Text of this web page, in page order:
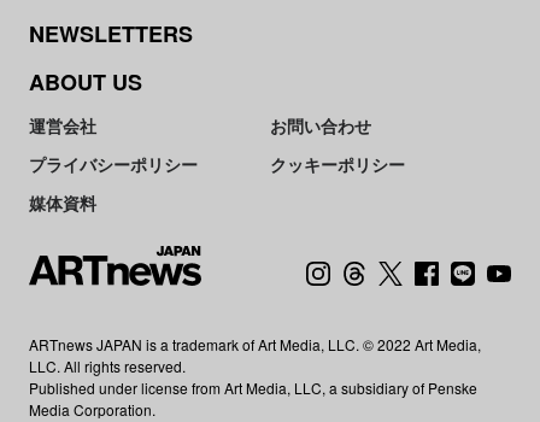
NEWSLETTERS
ABOUT US
運営会社
お問い合わせ
プライバシーポリシー
クッキーポリシー
媒体資料
ARTnews JAPAN is a trademark of Art Media, LLC. © 2022 Art Media,
LLC. All rights reserved.
Published under license from Art Media, LLC, a subsidiary of Penske
Media Corporation.